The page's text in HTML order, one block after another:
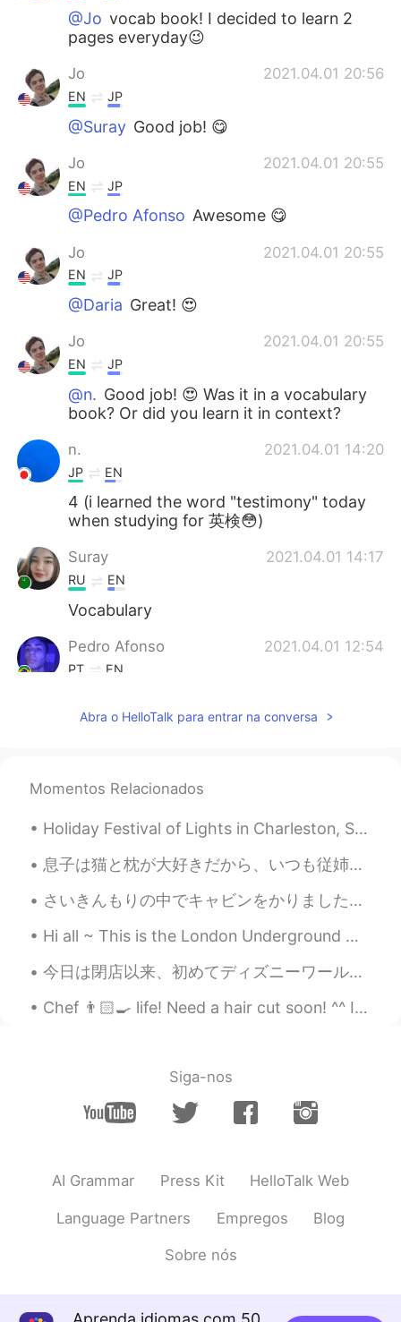
@Jo vocab book! I decided to learn 2
pages everyday😉
Jo 2021.04.01 20:56
EN JP
@Suray Good job! 😋
Jo 2021.04.01 20:55
EN JP
@Pedro Afonso Awesome 😋
Jo 2021.04.01 20:55
EN JP
@Daria Great! 😍
Jo 2021.04.01 20:55
EN JP
@n. Good job! 😍 Was it in a vocabulary
book? Or did you learn it in context?
n. 2021.04.01 14:20
JP EN
4 (i learned the word "testimony" today
when studying for 英検😳)
Suray 2021.04.01 14:17
RU EN
Vocabulary
Pedro Afonso 2021.04.01 12:54
PT EN
4!
Jo 2021.04.01 12:01
@YuriAwesome! 😎
Jo 2021.04.01 12:01
EN JP
@Süeda Good job 😋
Yuri 2021.04.01 12:01
EN JP
Süeda 2021.04.01 12:00
Abra o HelloTalk para entrar na conversa
Momentos Relacionados
Holiday Festival of Lights in Charleston, South Carolina. Three mile driving tour with over two m...
息子は猫と枕が大好きだから、いつも従姉妹を訪ねてる時にこのぬいぐるみを探す My son loves cats and pillows, so every time we visit his c...
さいきんもりの中でキャビンをかりました。またカヤックをしました! とてもきれいでした、きのいろはかわった。 たびきをしました、うれしかったです！ Recently I rented a cab...
Hi all ~ This is the London Underground 🚊 ~ we call it the ‘tube’. The tube is red, white and ...
今日は閉店以来、初めてディズニーワールドに来ました。とても楽しかったし、最後にスプラッシュマウンテンに乗って商品を買うことができました!コロナウイルスのために新しいルールと手順がありますが、それ...
Chef 👨🏻‍🍳 life! Need a hair cut soon! ^^ I can’t sleep anyone wants to call? In English, Chinese ...
Siga-nos
AI Grammar Press Kit HelloTalk Web
Language Partners Empregos Blog
Sobre nós